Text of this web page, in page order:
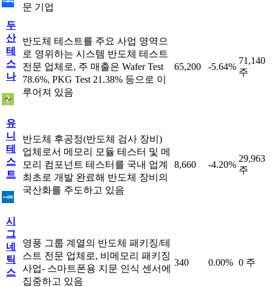
문 기업
두
산
테
스
나
반도체 테스트를 주요 사업 영역으
로 영위하는 시스템 반도체 테스트
전문 업체로, 주 매출은 Wafer Test
78.6%, PKG Test 21.38% 등으로 이
루어져 있음
65,200 -5.64%
71,140
주
유
니
테
스
트
반도체 후공정(반도체 검사 장비)
업체로서 메모리 모듈 테스터 및 메
모리 컴포넌트 테스터를 국내 업계
최초로 개발 완료해 반도체 장비의
국산화를 주도하고 있음
8,660 -4.20%
29,963
주
시
그
네
틱
스
영풍 그룹 계열의 반도체 패키징/테
스트 전문 업체로, 비메모리 패키징
사업- 스마트폰용 지문 인식 센서에
집중하고 있음
340 0.00% 0 주